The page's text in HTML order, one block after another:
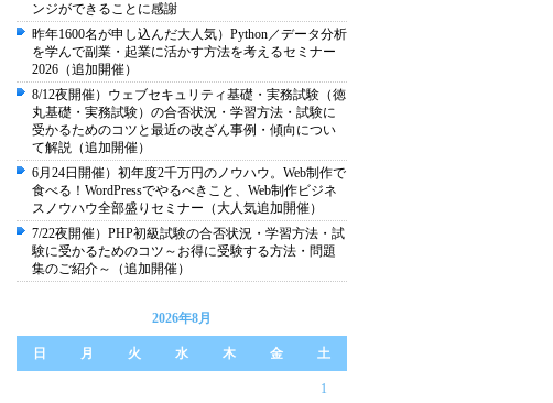
ンジができることに感謝
昨年1600名が申し込んだ大人気）Python／データ分析
を学んで副業・起業に活かす方法を考えるセミナー
2026（追加開催）
8/12夜開催）ウェブセキュリティ基礎・実務試験（徳
丸基礎・実務試験）の合否状況・学習方法・試験に
受かるためのコツと最近の改ざん事例・傾向につい
て解説（追加開催）
6月24日開催）初年度2千万円のノウハウ。Web制作で
食べる！WordPressでやるべきこと、Web制作ビジネ
スノウハウ全部盛りセミナー（大人気追加開催）
7/22夜開催）PHP初級試験の合否状況・学習方法・試
験に受かるためのコツ～お得に受験する方法・問題
集のご紹介～（追加開催）
2026年8月
日 月 火 水 木 金 土
1